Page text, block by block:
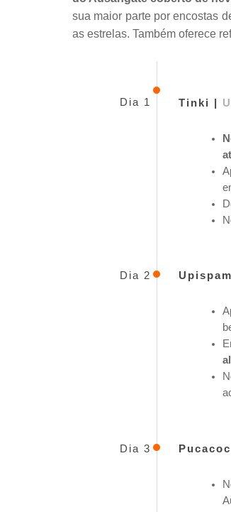
sua maior parte por encostas
as estrelas. Também oferece
Dia 1 Tinki |
Dia 2
Dia 3